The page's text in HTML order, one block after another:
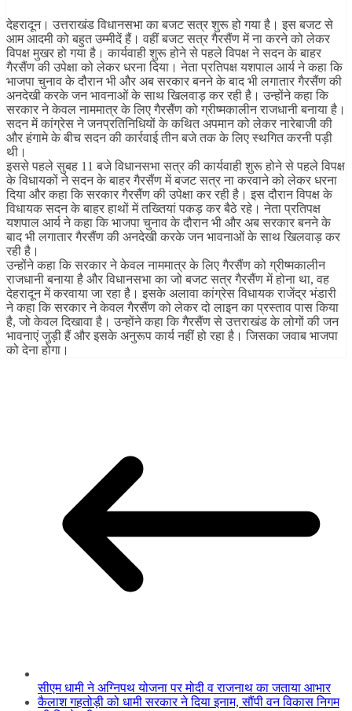
देहरादून। उत्तराखंड विधानसभा का बजट सत्र शुरू हो गया है। इस बजट से
आम आदमी को बहुत उम्मीदें हैं। वहीं बजट सत्र गैरसैंण में ना करने को लेकर
विपक्ष मुखर हो गया है। कार्यवाही शुरू होने से पहले विपक्ष ने सदन के बाहर
गैरसैंण की उपेक्षा को लेकर धरना दिया। नेता प्रतिपक्ष यशपाल आर्य ने कहा कि
भाजपा चुनाव के दौरान भी और अब सरकार बनने के बाद भी लगातार गैरसैंण की
अनदेखी करके जन भावनाओं के साथ खिलवाड़ कर रही है। उन्होंने कहा कि
सरकार ने केवल नाममात्र के लिए गैरसैंण को ग्रीष्मकालीन राजधानी बनाया है।
सदन में कांग्रेस ने जनप्रतिनिधियों के कथित अपमान को लेकर नारेबाजी की
और हंगामे के बीच सदन की कार्रवाई तीन बजे तक के लिए स्थगित करनी पड़ी
थी।
इससे पहले सुबह 11 बजे विधानसभा सत्र की कार्यवाही शुरू होने से पहले विपक्ष
के विधायकों ने सदन के बाहर गैरसैंण में बजट सत्र ना करवाने को लेकर धरना
दिया और कहा कि सरकार गैरसैंण की उपेक्षा कर रही है। इस दौरान विपक्ष के
विधायक सदन के बाहर हाथों में तख्तियां पकड़ कर बैठे रहे। नेता प्रतिपक्ष
यशपाल आर्य ने कहा कि भाजपा चुनाव के दौरान भी और अब सरकार बनने के
बाद भी लगातार गैरसैंण की अनदेखी करके जन भावनाओं के साथ खिलवाड़ कर
रही है।
उन्होंने कहा कि सरकार ने केवल नाममात्र के लिए गैरसैंण को ग्रीष्मकालीन
राजधानी बनाया है और विधानसभा का जो बजट सत्र गैरसैंण में होना था, वह
देहरादून में करवाया जा रहा है। इसके अलावा कांग्रेस विधायक राजेंद्र भंडारी
ने कहा कि सरकार ने केवल गैरसैंण को लेकर दो लाइन का प्रस्ताव पास किया
है, जो केवल दिखावा है। उन्होंने कहा कि गैरसैंण से उत्तराखंड के लोगों की जन
भावनाएं जुड़ी हैं और इसके अनुरूप कार्य नहीं हो रहा है। जिसका जवाब भाजपा
को देना होगा।
सीएम धामी ने अग्निपथ योजना पर मोदी व राजनाथ का जताया आभार
कैलाश गहतोड़ी को धामी सरकार ने दिया इनाम, सौंपी वन विकास निगम